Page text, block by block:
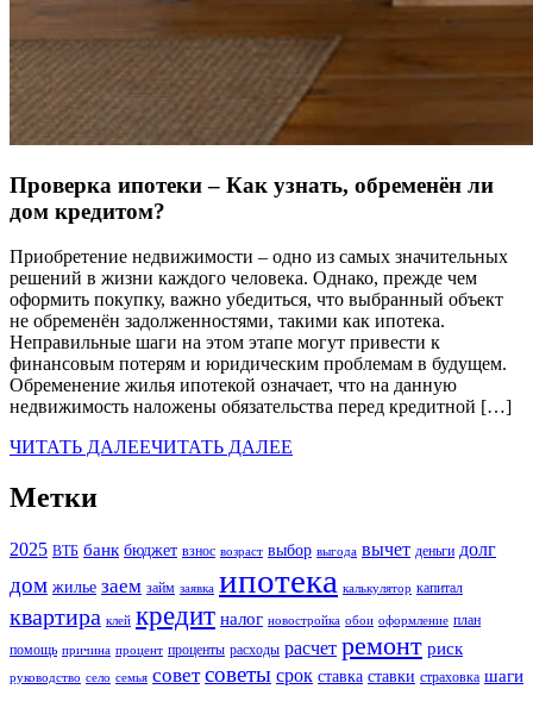
Проверка ипотеки – Как узнать, обременён ли
дом кредитом?
Приобретение недвижимости – одно из самых значительных
решений в жизни каждого человека. Однако, прежде чем
оформить покупку, важно убедиться, что выбранный объект
не обременён задолженностями, такими как ипотека.
Неправильные шаги на этом этапе могут привести к
финансовым потерям и юридическим проблемам в будущем.
Обременение жилья ипотекой означает, что на данную
недвижимость наложены обязательства перед кредитной […]
ЧИТАТЬ ДАЛЕЕЧИТАТЬ ДАЛЕЕ
Метки
2025 ВТБ банк бюджет взнос возраст выбор выгода вычет деньги долг
дом жилье заем займ заявка ипотека калькулятор капитал
квартира клей кредит налог новостройка обои оформление план
помощь причина процент проценты расходы расчет ремонт риск
руководство село семья совет советы срок ставка ставки страховка шаги